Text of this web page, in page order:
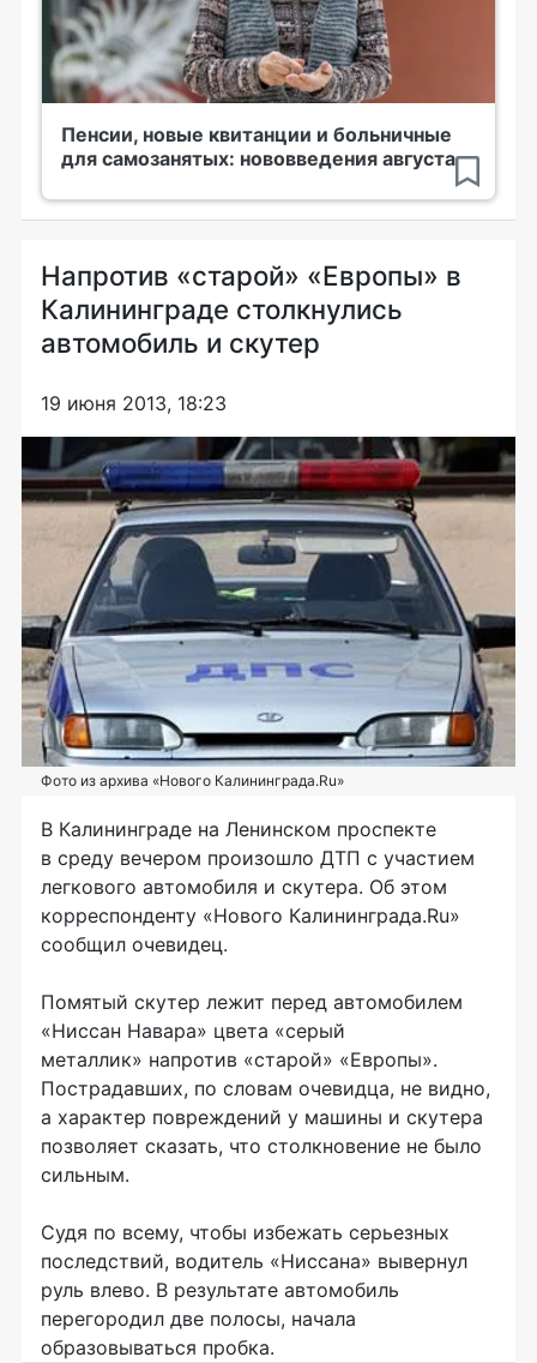
Пенсии, новые квитанции и больничные
для самозанятых: нововведения августа
Напротив «старой» «Европы» в
Калининграде столкнулись
автомобиль и скутер
19 июня 2013, 18:23
Фото из архива «Нового Калининграда.Ru»
В Калининграде на Ленинском проспекте
в среду вечером произошло ДТП с участием
легкового автомобиля и скутера. Об этом
корреспонденту «Нового Калининграда.Ru»
сообщил очевидец.
Помятый скутер лежит перед автомобилем
«Ниссан Навара» цвета «серый
металлик» напротив «старой» «Европы».
Пострадавших, по словам очевидца, не видно,
а характер повреждений у машины и скутера
позволяет сказать, что столкновение не было
сильным.
Судя по всему, чтобы избежать серьезных
последствий, водитель «Ниссана» вывернул
руль влево. В результате автомобиль
перегородил две полосы, начала
образовываться пробка.